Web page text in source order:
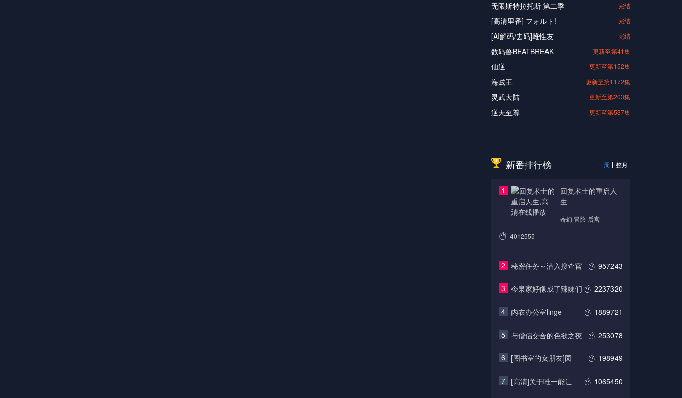
无限斯特拉托斯 第二季 完结
[高清里番] フォルト! 完结
[AI解码/去码]雌性友 完结
数码兽BEATBREAK 更新至第41集
仙逆 更新至第152集
海贼王 更新至第1172集
灵武大陆 更新至第203集
逆天至尊 更新至第537集
新番排行榜 一周 整月
1
回复术士的重启人
生
奇幻 冒险 后宫
4012555
2 957243
秘密任务～潜入搜查官
3 2237320
今泉家好像成了辣妹们
4 1889721
内衣办公室linge
5 253078
与僧侣交合的色欲之夜
6 198949
[图书室的女朋友]図
7 1065450
[高清]关于唯一能让